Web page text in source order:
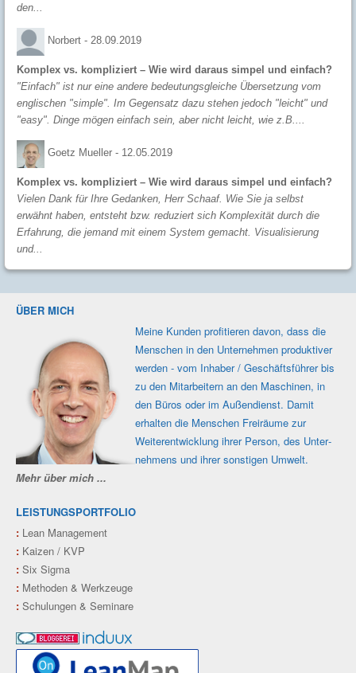
den...
Norbert - 28.09.2019
Komplex vs. kompliziert – Wie wird daraus simpel und einfach?
"Einfach" ist nur eine andere bedeutungsgleiche Übersetzung vom
englischen "simple". Im Gegensatz dazu stehen jedoch "leicht" und
"easy". Dinge mögen einfach sein, aber nicht leicht, wie z.B....
Goetz Mueller - 12.05.2019
Komplex vs. kompliziert – Wie wird daraus simpel und einfach?
Vielen Dank für Ihre Gedanken, Herr Schaaf. Wie Sie ja selbst
erwähnt haben, entsteht bzw. reduziert sich Komplexität durch die
Erfahrung, die jemand mit einem System gemacht. Visualisierung
und...
ÜBER MICH
Meine Kunden profi­tieren davon, dass die
Men­schen in den Unter­nehmen produk­tiver
werden - vom Inhaber / Geschäfts­führer bis
zu den Mit­ar­beitern an den Maschi­nen, in
den Büros oder im Außen­dienst. Damit
erhalten die Men­schen Frei­räume zur
Weiter­ent­wicklung ihrer Person, des Unter­
nehmens und ihrer sons­tigen Umwelt.
Mehr über mich ...
LEISTUNGSPORTFOLIO
: Lean Management
: Kaizen / KVP
: Six Sigma
: Methoden & Werkzeuge
: Schulungen & Seminare